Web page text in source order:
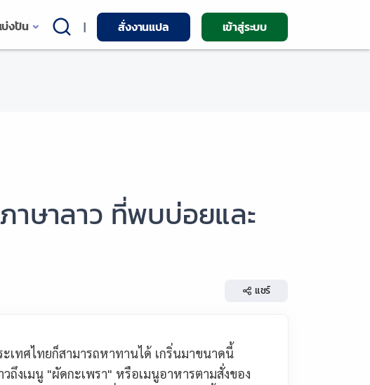
งปัน | สั่งงานแปล เข้าสู่ระบบ
าษาลาว ที่พบบ่อยและ
แชร์
เทศไทยก็สามารถหาทานได้ เกริ่นมาขนาดนี้
ถึงเมนู "ผัดกะเพรา" หรือเมนูอาหารตามสั่งของ